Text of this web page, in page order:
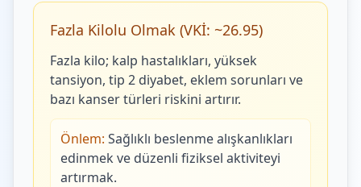
Fazla Kilolu Olmak (VKİ: ~26.95)
Fazla kilo; kalp hastalıkları, yüksek
tansiyon, tip 2 diyabet, eklem sorunları ve
bazı kanser türleri riskini artırır.
Önlem: Sağlıklı beslenme alışkanlıkları
edinmek ve düzenli fiziksel aktiviteyi
artırmak.